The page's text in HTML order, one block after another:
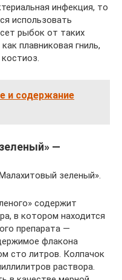
инфекция, то
использовать
рыбок от таких
плавниковая гниль,
и содержание
—
зеленый».
содержит
в котором находится
препарата —
флакона
сто литров. Колпачок
раствора.